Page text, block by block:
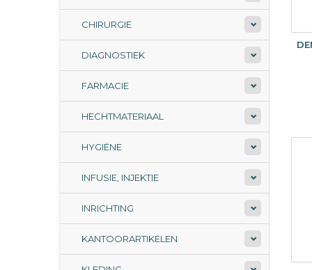
CHIRURGIE
DIAGNOSTIEK
FARMACIE
HECHTMATERIAAL
HYGIËNE
INFUSIE, INJEKTIE
INRICHTING
KANTOORARTIKELEN